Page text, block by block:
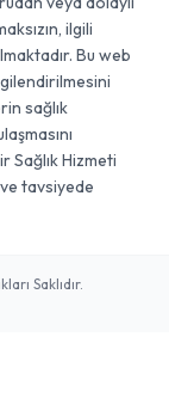
ilgili
Bu web
sağlık
Sağlık Hizmeti
tavsiyede
Saklıdır.